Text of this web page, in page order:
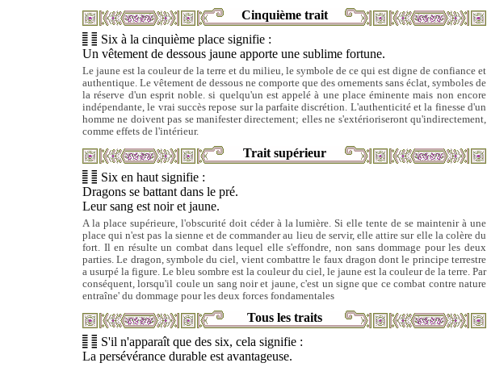
Cinquième trait
Six à la cinquième place signifie :
Un vêtement de dessous jaune apporte une sublime fortune.
Le jaune est la couleur de la terre et du milieu, le symbole de ce qui est digne de confiance et
authentique. Le vêtement de dessous ne comporte que des ornements sans éclat, symboles de
la réserve d'un esprit noble. si quelqu'un est appelé à une place éminente mais non encore
indépendante, le vrai succès repose sur la parfaite discrétion. L'authenticité et la finesse d'un
homme ne doivent pas se manifester directement; elles ne s'extérioriseront qu'indirectement,
comme effets de l'intérieur.
Trait supérieur
Six en haut signifie :
Dragons se battant dans le pré.
Leur sang est noir et jaune.
A la place supérieure, l'obscurité doit céder à la lumière. Si elle tente de se maintenir à une
place qui n'est pas la sienne et de commander au lieu de servir, elle attire sur elle la colère du
fort. Il en résulte un combat dans lequel elle s'effondre, non sans dommage pour les deux
parties. Le dragon, symbole du ciel, vient combattre le faux dragon dont le principe terrestre
a usurpé la figure. Le bleu sombre est la couleur du ciel, le jaune est la couleur de la terre. Par
conséquent, lorsqu'il coule un sang noir et jaune, c'est un signe que ce combat contre nature
entraîne' du dommage pour les deux forces fondamentales
Tous les traits
S'il n'apparaît que des six, cela signifie :
La persévérance durable est avantageuse.